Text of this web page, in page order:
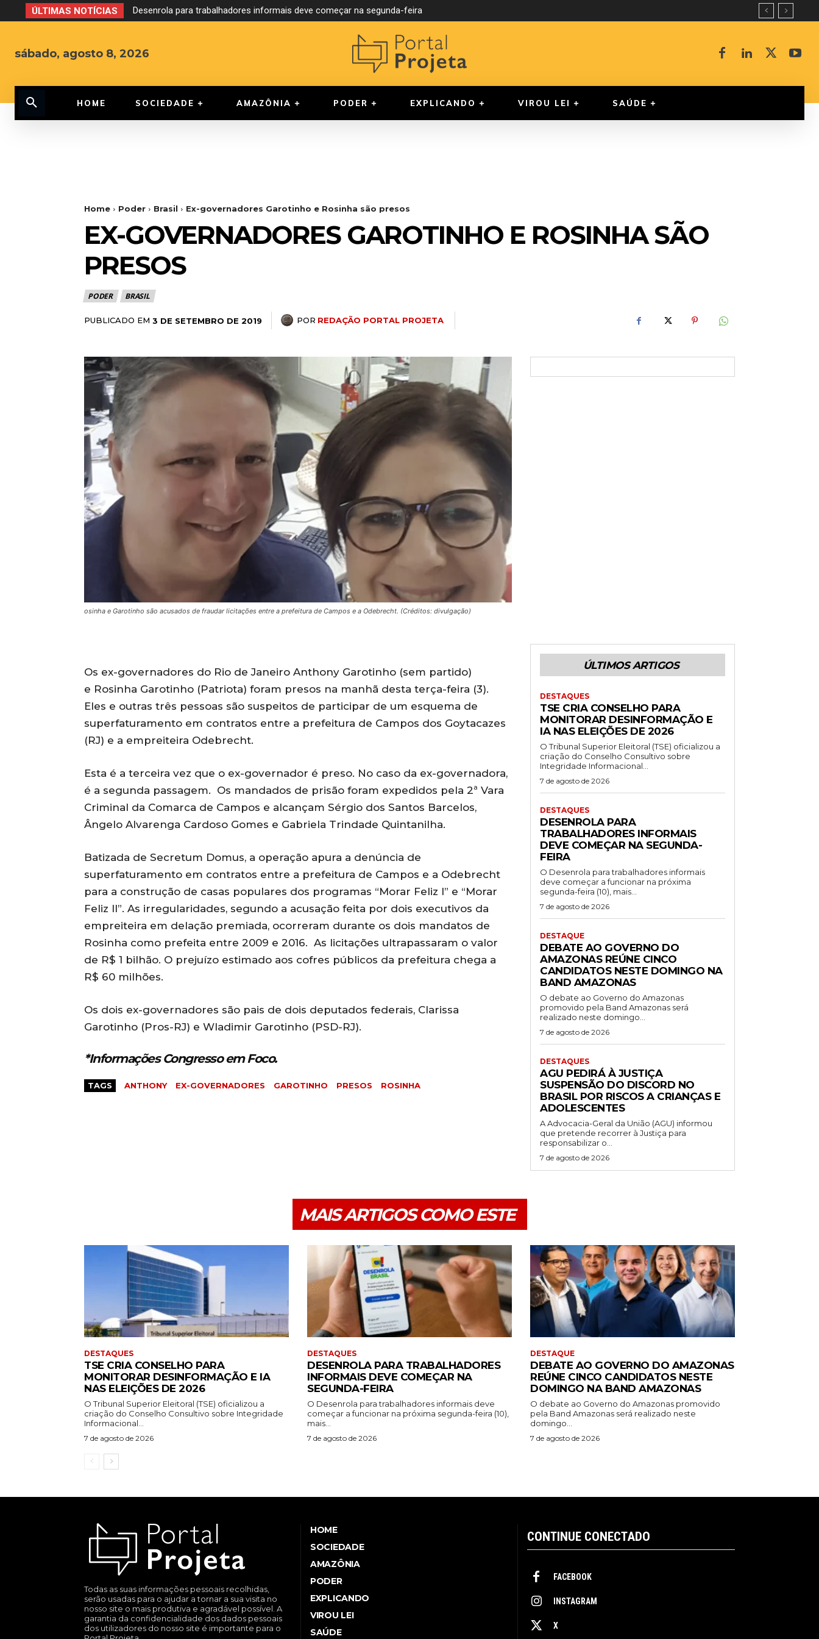
ÚLTIMAS NOTÍCIAS Desenrola para trabalhadores informais deve começar na segunda-feira
sábado, agosto 8, 2026
HOME SOCIEDADE AMAZÔNIA PODER EXPLICANDO VIROU LEI SAÚDE
Home Poder Brasil Ex-governadores Garotinho e Rosinha são presos
EX-GOVERNADORES GAROTINHO E ROSINHA SÃO
PRESOS
PODER BRASIL
PUBLICADO EM 3 DE SETEMBRO DE 2019 POR REDAÇÃO PORTAL PROJETA
osinha e Garotinho são acusados de fraudar licitações entre a prefeitura de Campos e a Odebrecht. (Créditos: divulgação)
Os ex-governadores do Rio de Janeiro Anthony Garotinho (sem partido)
e Rosinha Garotinho (Patriota) foram presos na manhã desta terça-feira (3).
Eles e outras três pessoas são suspeitos de participar de um esquema de
superfaturamento em contratos entre a prefeitura de Campos dos Goytacazes
(RJ) e a empreiteira Odebrecht.
Esta é a terceira vez que o ex-governador é preso. No caso da ex-governadora,
é a segunda passagem. Os mandados de prisão foram expedidos pela 2ª Vara
Criminal da Comarca de Campos e alcançam Sérgio dos Santos Barcelos,
Ângelo Alvarenga Cardoso Gomes e Gabriela Trindade Quintanilha.
Batizada de Secretum Domus, a operação apura a denúncia de
superfaturamento em contratos entre a prefeitura de Campos e a Odebrecht
para a construção de casas populares dos programas “Morar Feliz I” e “Morar
Feliz II”. As irregularidades, segundo a acusação feita por dois executivos da
empreiteira em delação premiada, ocorreram durante os dois mandatos de
Rosinha como prefeita entre 2009 e 2016. As licitações ultrapassaram o valor
de R$ 1 bilhão. O prejuízo estimado aos cofres públicos da prefeitura chega a
R$ 60 milhões.
Os dois ex-governadores são pais de dois deputados federais, Clarissa
Garotinho (Pros-RJ) e Wladimir Garotinho (PSD-RJ).
*Informações Congresso em Foco.
TAGS ANTHONY EX-GOVERNADORES GAROTINHO PRESOS ROSINHA
ÚLTIMOS ARTIGOS
DESTAQUES
TSE CRIA CONSELHO PARA
MONITORAR DESINFORMAÇÃO E
IA NAS ELEIÇÕES DE 2026
O Tribunal Superior Eleitoral (TSE) oficializou a
criação do Conselho Consultivo sobre
Integridade Informacional...
7 de agosto de 2026
DESTAQUES
DESENROLA PARA
TRABALHADORES INFORMAIS
DEVE COMEÇAR NA SEGUNDA-
FEIRA
O Desenrola para trabalhadores informais
deve começar a funcionar na próxima
segunda-feira (10), mais...
7 de agosto de 2026
DESTAQUE
DEBATE AO GOVERNO DO
AMAZONAS REÚNE CINCO
CANDIDATOS NESTE DOMINGO NA
BAND AMAZONAS
O debate ao Governo do Amazonas
promovido pela Band Amazonas será
realizado neste domingo...
7 de agosto de 2026
DESTAQUES
AGU PEDIRÁ À JUSTIÇA
SUSPENSÃO DO DISCORD NO
BRASIL POR RISCOS A CRIANÇAS E
ADOLESCENTES
A Advocacia-Geral da União (AGU) informou
que pretende recorrer à Justiça para
responsabilizar o...
7 de agosto de 2026
MAIS ARTIGOS COMO ESTE
DESTAQUES
TSE CRIA CONSELHO PARA
MONITORAR DESINFORMAÇÃO E IA
NAS ELEIÇÕES DE 2026
O Tribunal Superior Eleitoral (TSE) oficializou a
criação do Conselho Consultivo sobre Integridade
Informacional...
7 de agosto de 2026
DESTAQUES
DESENROLA PARA TRABALHADORES
INFORMAIS DEVE COMEÇAR NA
SEGUNDA-FEIRA
O Desenrola para trabalhadores informais deve
começar a funcionar na próxima segunda-feira (10),
mais...
7 de agosto de 2026
DESTAQUE
DEBATE AO GOVERNO DO AMAZONAS
REÚNE CINCO CANDIDATOS NESTE
DOMINGO NA BAND AMAZONAS
O debate ao Governo do Amazonas promovido
pela Band Amazonas será realizado neste
domingo...
7 de agosto de 2026
Todas as suas informações pessoais recolhidas,
serão usadas para o ajudar a tornar a sua visita no
nosso site o mais produtiva e agradável possível. A
garantia da confidencialidade dos dados pessoais
dos utilizadores do nosso site é importante para o
HOME
SOCIEDADE
AMAZÔNIA
PODER
EXPLICANDO
VIROU LEI
SAÚDE
CONTINUE CONECTADO
FACEBOOK
INSTAGRAM
X